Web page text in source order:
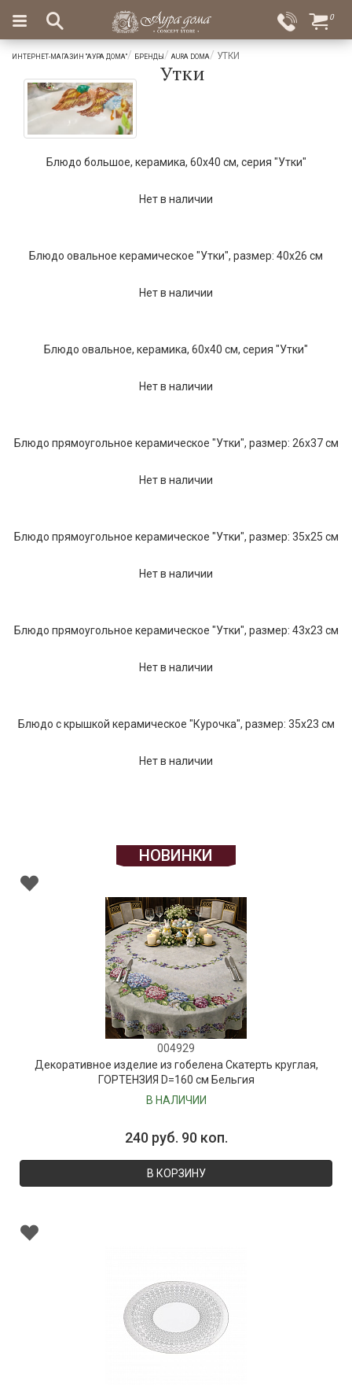
Вход
Избранное
×
Подарки
Ароматы
дома
Посуда
0
ИНТЕРНЕТ-МАГАЗИН "АУРА ДОМА" БРЕНДЫ AURA DOMA УТКИ
Утки
Блюдо большое, керамика, 60x40 см, серия "Утки"
Нет в наличии
Блюдо овальное керамическое "Утки", размер: 40х26 см
Нет в наличии
Блюдо овальное, керамика, 60x40 см, серия "Утки"
Нет в наличии
Блюдо прямоугольное керамическое "Утки", размер: 26х37 см
Нет в наличии
Блюдо прямоугольное керамическое "Утки", размер: 35х25 см
Нет в наличии
Блюдо прямоугольное керамическое "Утки", размер: 43х23 см
Нет в наличии
Блюдо с крышкой керамическое "Курочка", размер: 35х23 см
Нет в наличии
НОВИНКИ
004929
Декоративное изделие из гобелена Скатерть круглая,
ГОРТЕНЗИЯ D=160 см Бельгия
В НАЛИЧИИ
240 руб. 90 коп.
В КОРЗИНУ